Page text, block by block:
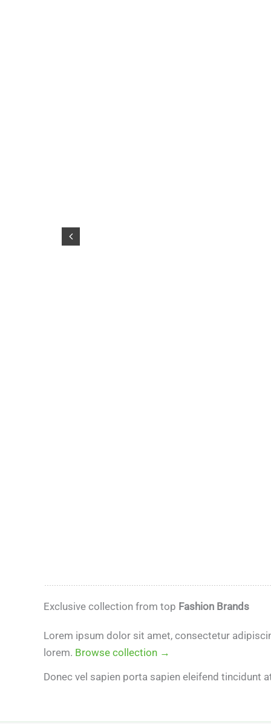
Exclusive collection from top Fashion Brands
Lorem ipsum dolor sit amet, consectetur
lorem. Browse collection →
Donec vel sapien porta sapien eleifend tincidunt